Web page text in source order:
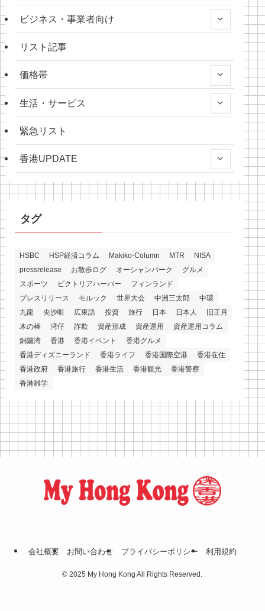
ビジネス・事業者向け
リスト記事
価格帯
生活・サービス
緊急リスト
香港UPDATE
タグ
HSBC HSP経済コラム Makiko-Column MTR
NISA
pressrelease
お散歩ログ オーシャンパーク
グルメ
スポーツ
ビクトリアハーバー
フィンランド
プレスリリース
モルック 世界大会 中洲三太郎
中環
九龍
尖沙咀 広東語 投資 旅行 日本 日本人
旧正月
木の棒
湾仔 詐欺 資産形成 資産運用
資産運用コラム
銅鑼湾
香港 香港イベント
香港グルメ
香港ディズニーランド
香港ライフ 香港国際空港
香港在住
香港政府
香港旅行 香港生活 香港観光
香港警察
香港雑学
会社概要 お問い合わせ プライバシーポリシー 利⽤規約
© 2025 My Hong Kong All Rights Reserved.